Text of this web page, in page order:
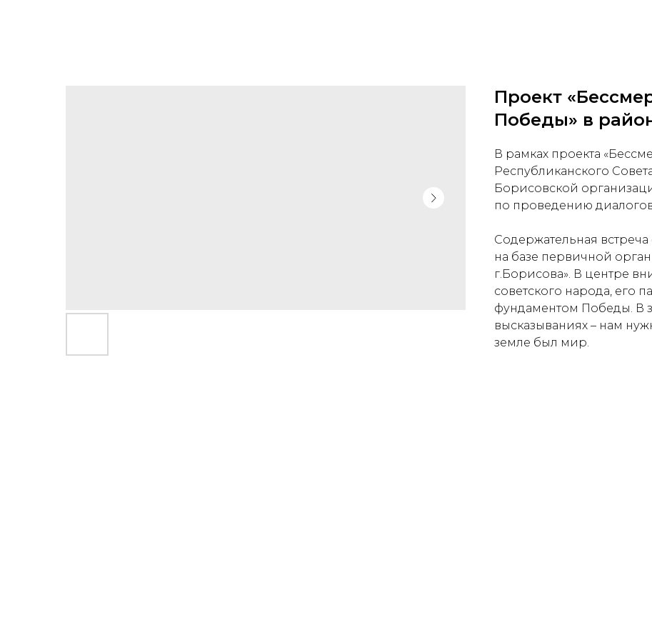
Проект
Победы» в
В рамках проекта
Республиканского
Борисовской
по проведению
Содержательная
на базе первичной
г.Борисова». В центре
советского народа, его
фундаментом Победы. В
высказываниях – нам
земле был мир.